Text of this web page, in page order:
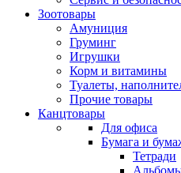
Зоотовары
Амуниция
Груминг
Игрушки
Корм и витамины
Туалеты,
Прочие товары
Канцтовары
Для офиса
Бумага и
Тетради